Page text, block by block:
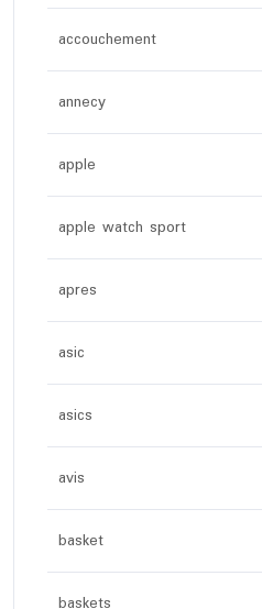
accouchement
annecy
apple
apple watch sport
apres
asic
asics
avis
basket
baskets